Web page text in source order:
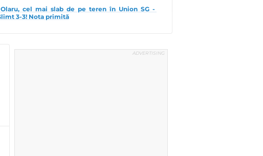
Olaru, cel mai slab de pe teren în Union SG -
3-3! Nota primită